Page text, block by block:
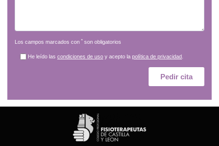
Los campos marcados con * son obligatorios
He leído lascondiciones de uso y acepto lapolítica de privacidad